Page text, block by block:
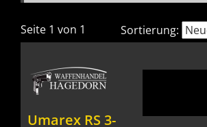
Seite 1 von 1 Sortierung:
Umarex RS 3-